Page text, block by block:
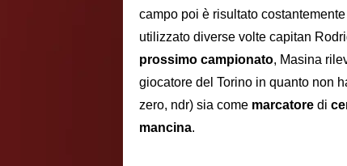
campo poi è risultato
utilizzato diverse volte capitan
prossimo campionato, Masina
giocatore del Torino in quanto non
zero, ndr) sia come marcatore di
mancina.